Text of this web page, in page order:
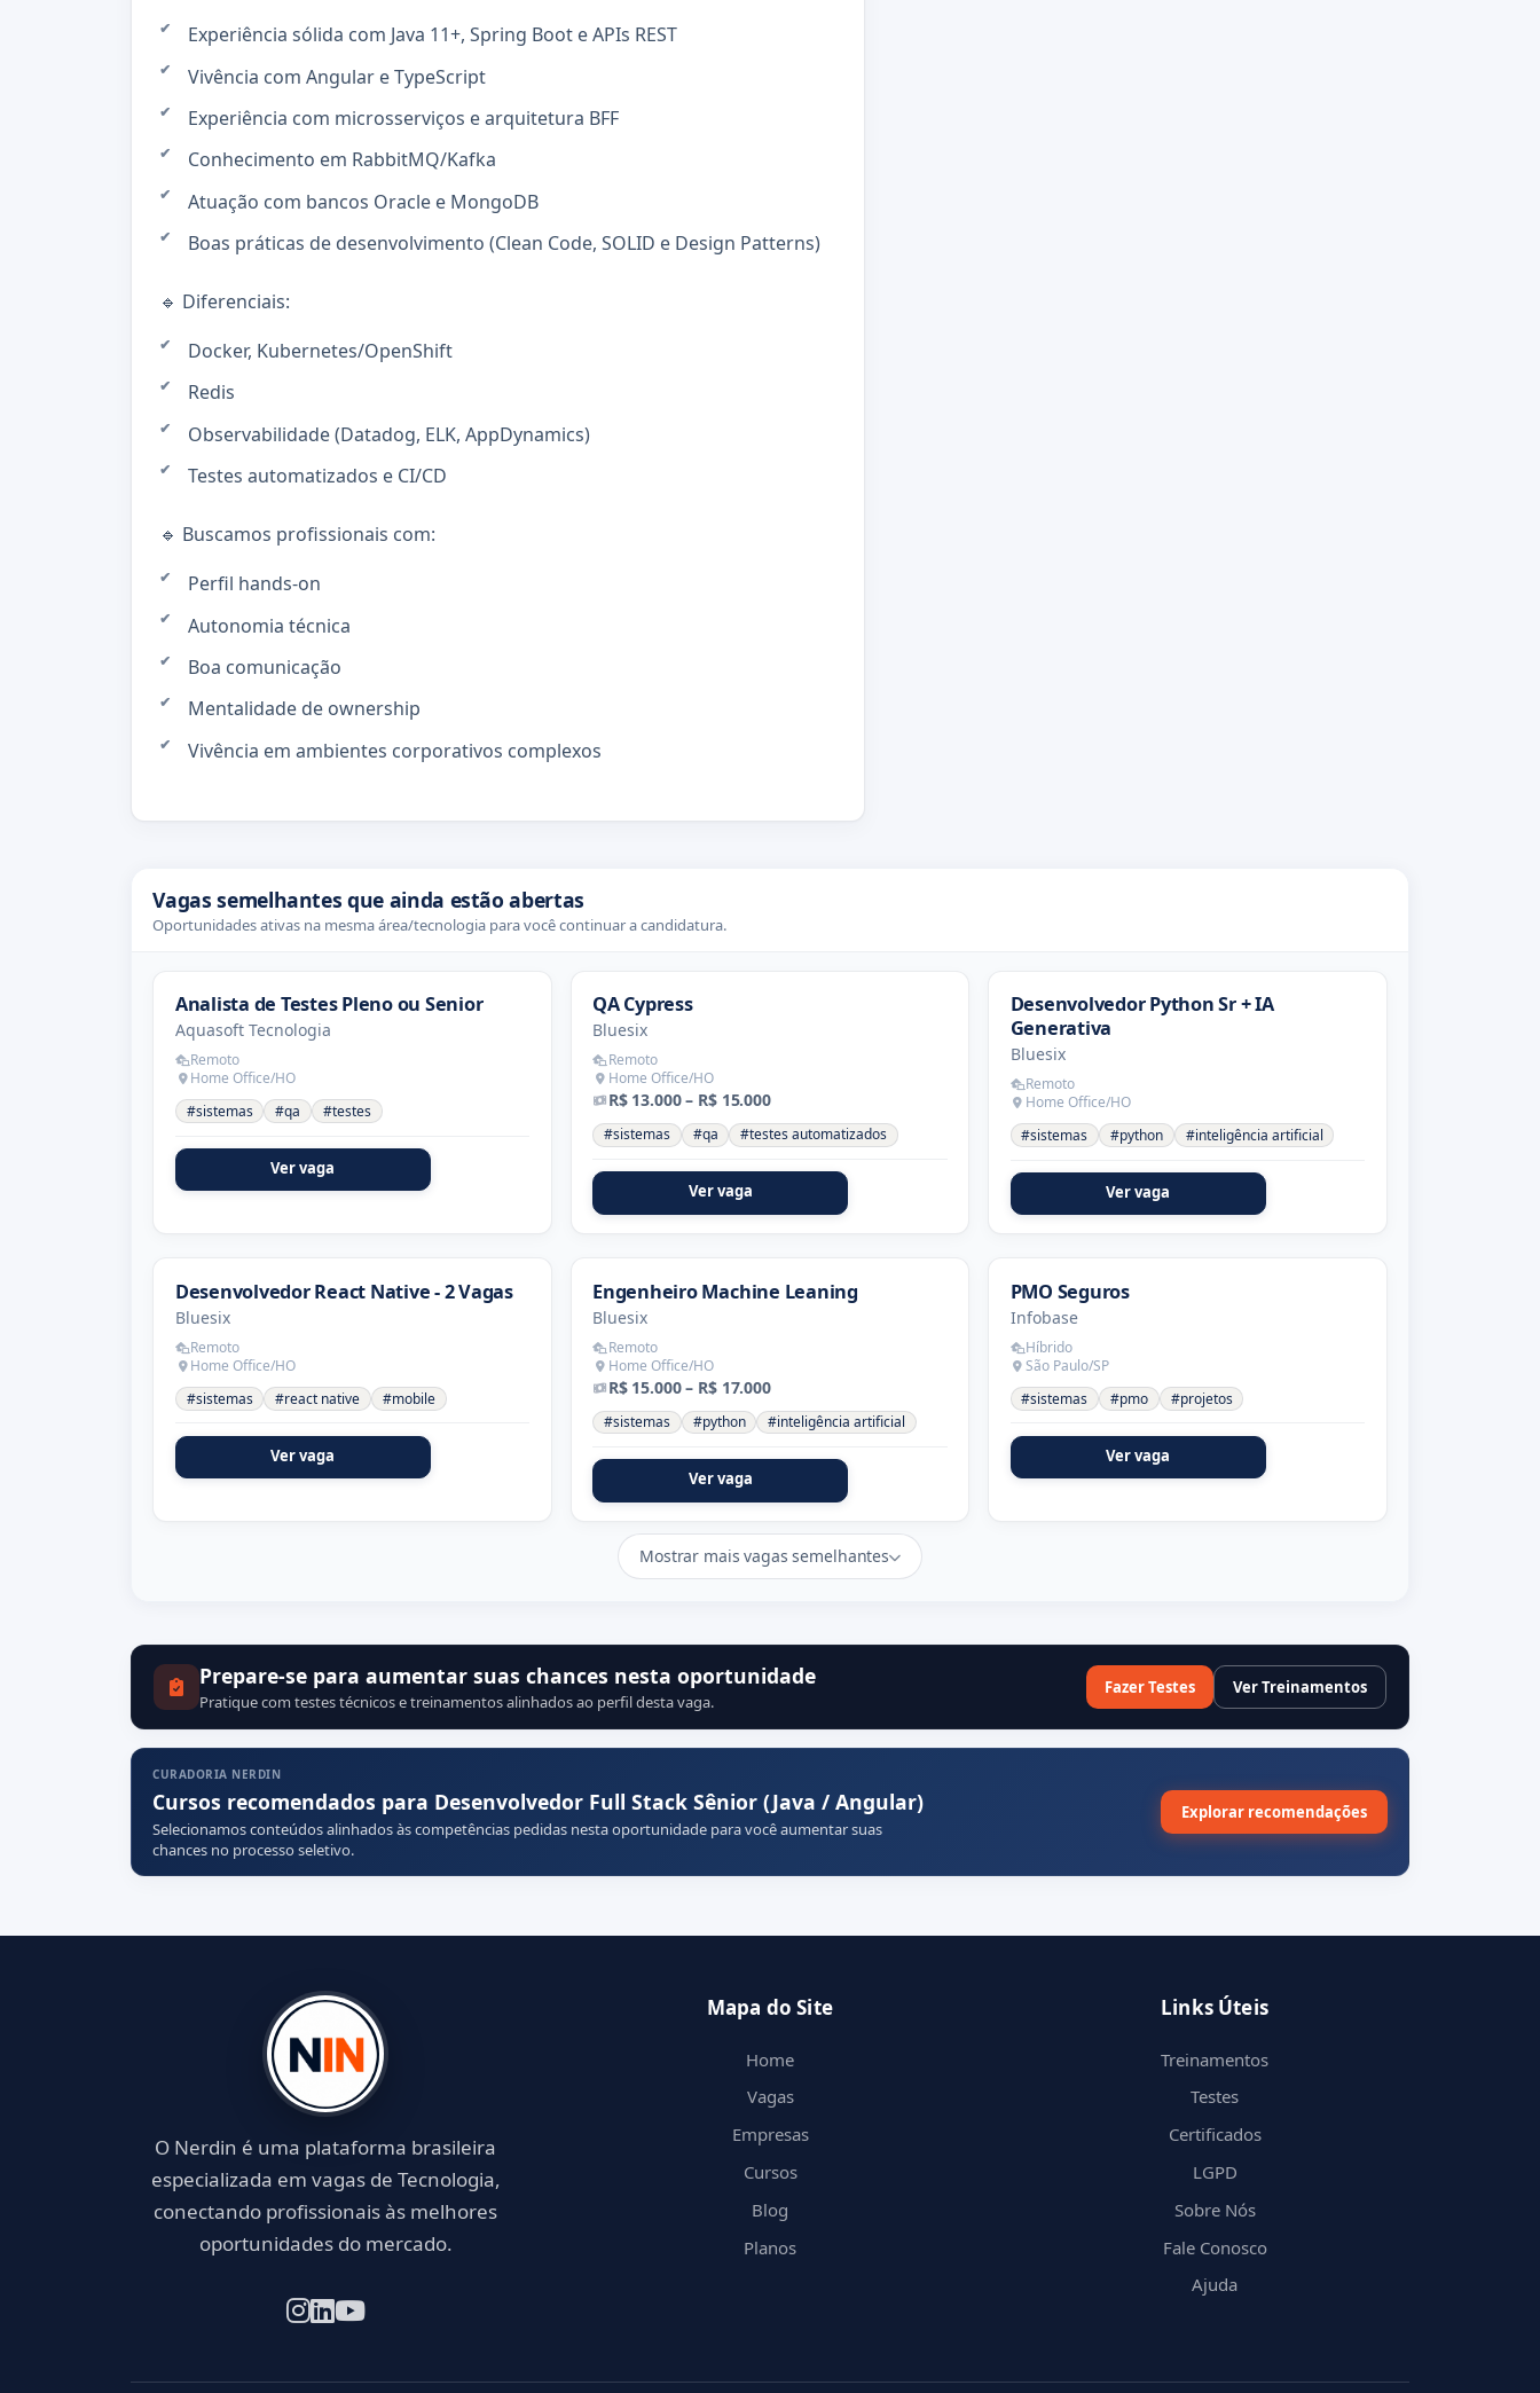
Experiência sólida com Java 11+, Spring Boot e APIs REST
Vivência com Angular e TypeScript
Experiência com microsserviços e arquitetura BFF
Conhecimento em RabbitMQ/Kafka
Atuação com bancos Oracle e MongoDB
Boas práticas de desenvolvimento (Clean Code, SOLID e Design Patterns)
🔹 Diferenciais:
Docker, Kubernetes/OpenShift
Redis
Observabilidade (Datadog, ELK, AppDynamics)
Testes automatizados e CI/CD
🔹 Buscamos profissionais com:
Perfil hands-on
Autonomia técnica
Boa comunicação
Mentalidade de ownership
Vivência em ambientes corporativos complexos
Vagas semelhantes que ainda estão abertas
Oportunidades ativas na mesma área/tecnologia para você continuar a candidatura.
Analista de Testes Pleno ou Senior
Aquasoft Tecnologia
Remoto
Home Office/HO
#sistemas
#qa #testes
Ver vaga
QA Cypress
Bluesix
Remoto
Home Office/HO
R$ 13.000 – R$ 15.000
#sistemas #qa #testes automatizados
Ver vaga
Desenvolvedor Python Sr + IA
Generativa
Bluesix
Remoto
Home Office/HO
#sistemas
#python #inteligência artificial
Ver vaga
Desenvolvedor React Native - 2 Vagas
Bluesix
Remoto
Home Office/HO
#sistemas
#react native #mobile
Ver vaga
Engenheiro Machine Leaning
Bluesix
Remoto
Home Office/HO
R$ 15.000 – R$ 17.000
#sistemas #python #inteligência artificial
Ver vaga
PMO Seguros
Infobase
Híbrido
São Paulo/SP
#sistemas
#pmo #projetos
Ver vaga
Mostrar mais vagas semelhantes
Prepare-se para aumentar suas chances nesta oportunidade
Pratique com testes técnicos e treinamentos alinhados ao perfil desta vaga.
Fazer Testes Ver Treinamentos
CURADORIA NERDIN
Cursos recomendados para Desenvolvedor Full Stack Sênior (Java / Angular)
Selecionamos conteúdos alinhados às competências pedidas nesta oportunidade para você aumentar suas
chances no processo seletivo.
Explorar recomendações
O Nerdin é uma plataforma brasileira
especializada em vagas de Tecnologia,
conectando profissionais às melhores
oportunidades do mercado.
Mapa do Site
Home
Vagas
Empresas
Cursos
Blog
Planos
Links Úteis
Treinamentos
Testes
Certificados
LGPD
Sobre Nós
Fale Conosco
Ajuda